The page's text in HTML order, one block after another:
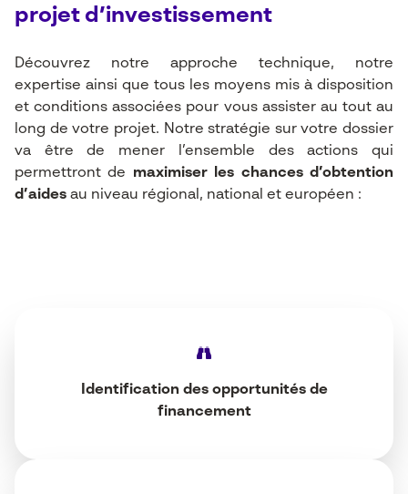
projet d’investissement
Découvrez notre approche technique, notre
expertise ainsi que tous les moyens mis à disposition
et conditions associées pour vous assister au tout au
long de votre projet. Notre stratégie sur votre dossier
va être de mener l’ensemble des actions qui
permettront de maximiser les chances d’obtention
d’aides au niveau régional, national et européen :
Identification des opportunités de
financement